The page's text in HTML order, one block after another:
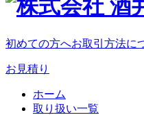
初めての方へお取引方法に
お見積り
ホーム
取り扱い一覧